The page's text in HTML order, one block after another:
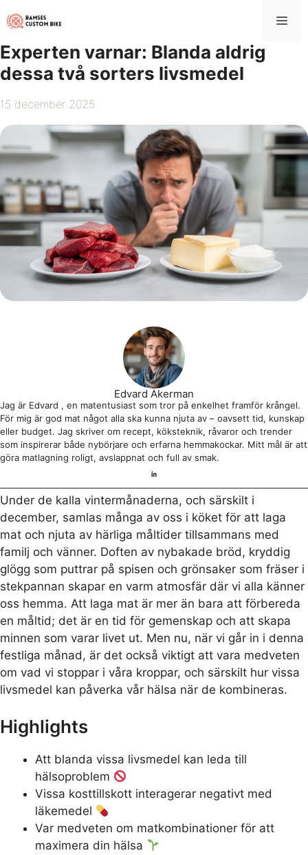
till
innehåll
Experten varnar: Blanda aldrig
dessa två sorters livsmedel
15 december 2025
Edvard Akerman
Jag är Edvard , en matentusiast som tror på enkelhet framför krångel.
För mig är god mat något alla ska kunna njuta av – oavsett tid, kunskap
eller budget. Jag skriver om recept, köksteknik, råvaror och trender
som inspirerar både nybörjare och erfarna hemmakockar. Mitt mål är att
göra matlagning roligt, avslappnat och full av smak.
Under de kalla vintermånaderna, och särskilt i
december, samlas många av oss i köket för att laga
mat och njuta av härliga måltider tillsammans med
familj och vänner. Doften av nybakade bröd, kryddig
glögg som puttrar på spisen och grönsaker som fräser i
stekpannan skapar en varm atmosfär där vi alla känner
oss hemma. Att laga mat är mer än bara att förbereda
en måltid; det är en tid för gemenskap och att skapa
minnen som varar livet ut. Men nu, när vi går in i denna
festliga månad, är det också viktigt att vara medveten
om vad vi stoppar i våra kroppar, och särskilt hur vissa
livsmedel kan påverka vår hälsa när de kombineras.
Highlights
Att blanda vissa livsmedel kan leda till
hälsoproblem
Vissa kosttillskott interagerar negativt med
läkemedel
Var medveten om matkombinationer för att
maximera din hälsa